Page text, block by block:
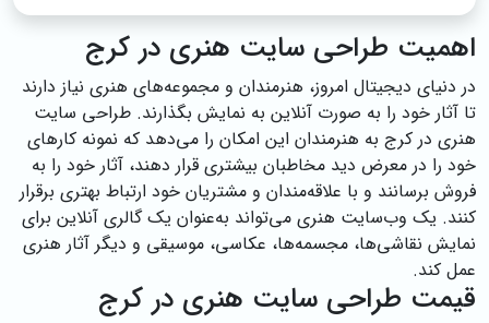
اهمیت طراحی سایت هنری در کرج
در دنیای دیجیتال امروز، هنرمندان و مجموعه‌های هنری نیاز دارند
تا آثار خود را به صورت آنلاین به نمایش بگذارند. طراحی سایت
هنری در کرج به هنرمندان این امکان را می‌دهد که نمونه کارهای
خود را در معرض دید مخاطبان بیشتری قرار دهند، آثار خود را به
فروش برسانند و با علاقه‌مندان و مشتریان خود ارتباط بهتری برقرار
کنند. یک وب‌سایت هنری می‌تواند به‌عنوان یک گالری آنلاین برای
نمایش نقاشی‌ها، مجسمه‌ها، عکاسی، موسیقی و دیگر آثار هنری
عمل کند.
قیمت طراحی سایت هنری در کرج